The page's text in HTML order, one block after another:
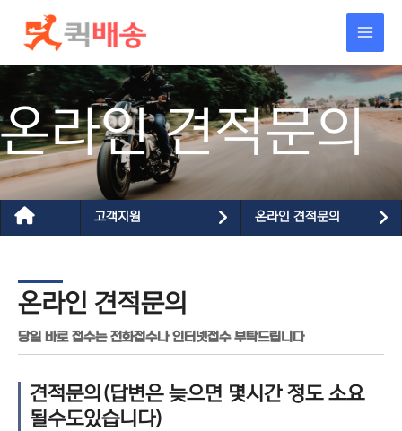
건너뛰기
온라인 견적문의
고객지원 온라인 견적문의
온라인 견적문의
당일 바로 접수는 전화접수나 인터넷접수 부탁드립니다
견적문의(답변은 늦으면 몇시간 정도 소요
될수도있습니다)